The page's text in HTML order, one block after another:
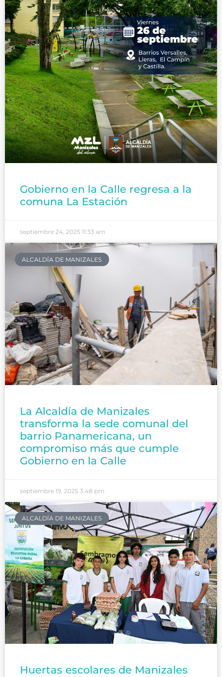
Gobierno en la Calle regresa a la
comuna La Estación
septiembre 24, 2025 11:33 am
ALCALDÍA DE MANIZALES
La Alcaldía de Manizales
transforma la sede comunal del
barrio Panamericana, un
compromiso más que cumple
Gobierno en la Calle
septiembre 19, 2025 3:48 pm
ALCALDÍA DE MANIZALES
Huertas escolares de Manizales